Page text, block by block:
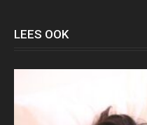
LEES OOK